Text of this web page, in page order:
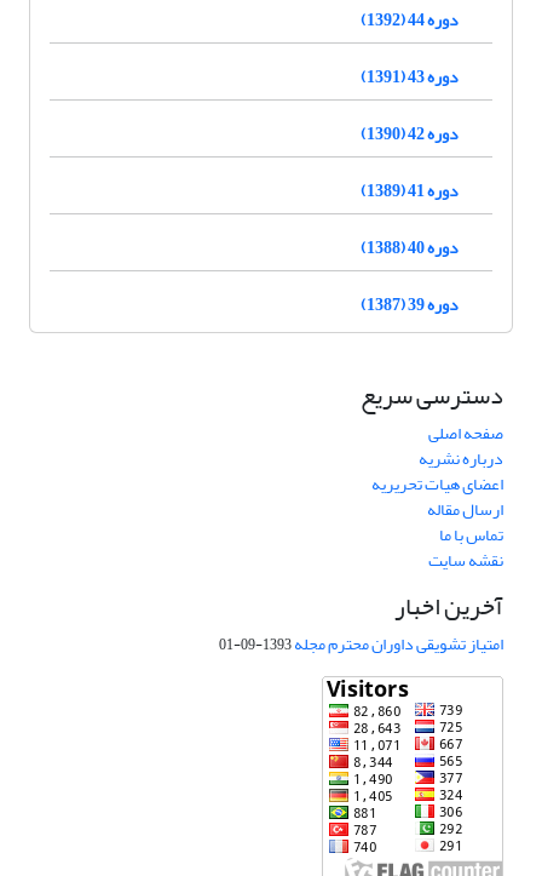
دوره 44 (1392)
دوره 43 (1391)
دوره 42 (1390)
دوره 41 (1389)
دوره 40 (1388)
دوره 39 (1387)
دسترسی سریع
صفحه اصلی
درباره نشریه
اعضای هیات تحریریه
ارسال مقاله
تماس با ما
نقشه سایت
آخرین اخبار
امتیاز تشویقی داوران محترم مجله1393-09-01